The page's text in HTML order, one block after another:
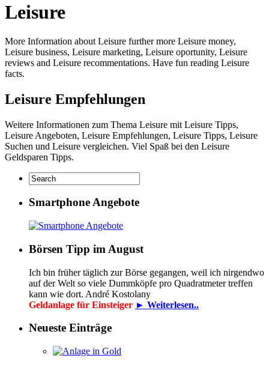
Leisure
More Information about Leisure further more Leisure money,
Leisure business, Leisure marketing, Leisure oportunity, Leisure
reviews and Leisure recommentations. Have fun reading Leisure
facts.
Leisure Empfehlungen
Weitere Informationen zum Thema Leisure mit Leisure Tipps,
Leisure Angeboten, Leisure Empfehlungen, Leisure Tipps, Leisure
Suchen und Leisure vergleichen. Viel Spaß bei den Leisure
Geldsparen Tipps.
Smartphone Angebote
Börsen Tipp im August
Ich bin früher täglich zur Börse gegangen, weil ich nirgendwo
auf der Welt so viele Dummköpfe pro Quadrat­meter treffen
kann wie dort. André Kostolany
Geldanlage für Einsteiger ► Weiterlesen..
Neueste Einträge